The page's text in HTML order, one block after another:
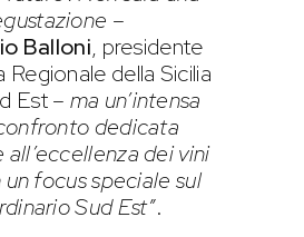
–
Balloni, presidente
Regionale della Sicilia
Est – ma un’intensa
dedicata
dei vini
focus speciale sul
Sud Est”.